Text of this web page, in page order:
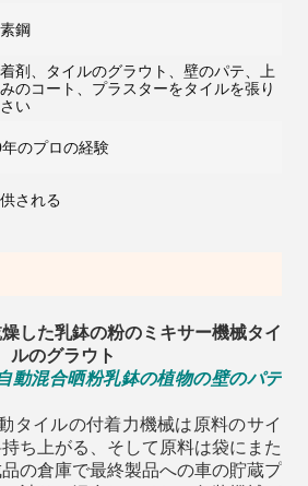
鋼
剤、タイルのグラウト、壁のパテ、上
のコート、プラスターをタイルを張り
い
のプロの経験
される
した乳鉢の粉のミキサー機械タイ
ルのグラウト
動混合晒粉乳鉢の植物の壁のパテ
タイルの付着力機械は原料のサイ
ち上がる、そして原料は袋にまた
の倉庫で最終製品への車の貯蔵プ